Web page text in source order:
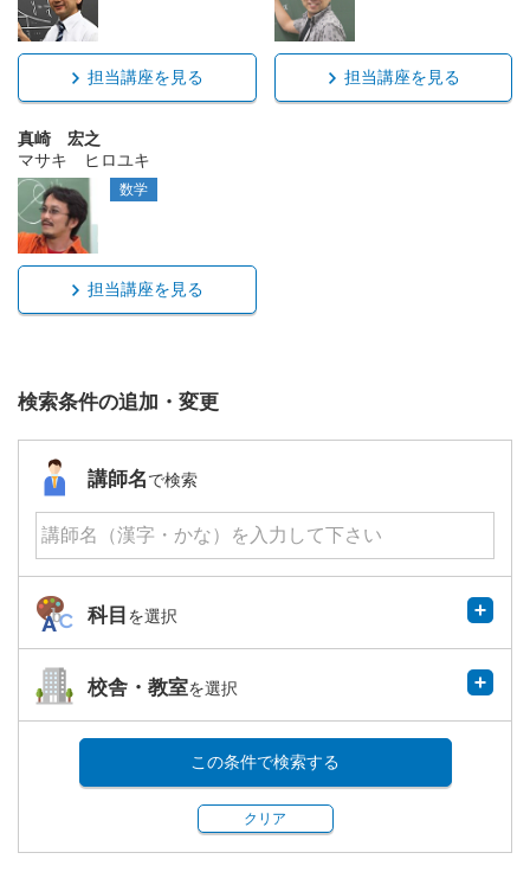
担当講座を見る 担当講座を見る
真崎 宏之
マサキ ヒロユキ
数学
担当講座を見る
検索条件の追加・変更
講師名で検索
科目 を選択
校舎・教室を選択
この条件で検索する
クリア